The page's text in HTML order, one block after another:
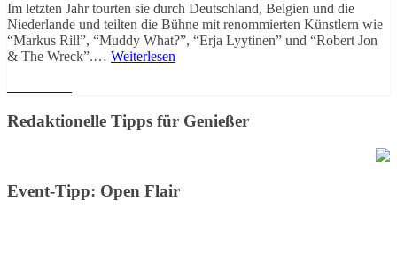
Im letzten Jahr tourten sie durch Deutschland, Belgien und die
Niederlande und teilten die Bühne mit renommierten Künstlern wie
“Markus Rill”, “Muddy What?”, “Erja Lyytinen” und “Robert Jon
& The Wreck”.… Weiterlesen
Redaktionelle Tipps für Genießer
Event-Tipp: Open Flair